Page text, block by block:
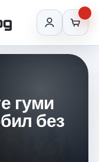
гуми
без